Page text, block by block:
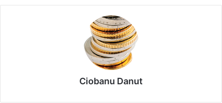
Ciobanu Danut